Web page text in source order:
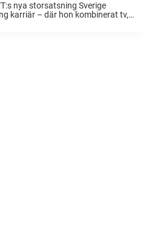
nya storsatsning Sverige
karriär – där hon kombinerat tv,